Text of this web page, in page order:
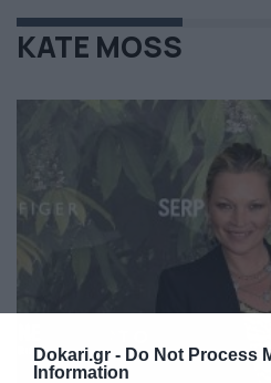
Dokari.gr - Do Not Process
Information
KATE MOSS